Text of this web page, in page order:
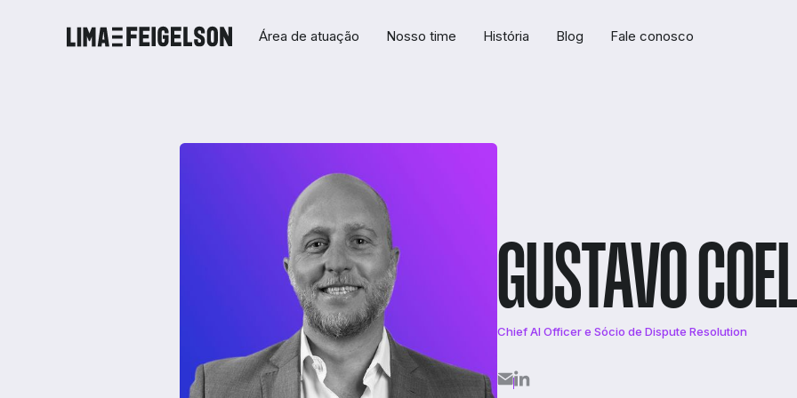
Área de atuação Nosso time História Blog Fale conosco
GUSTAVO
Chief AI Officer e Sócio de Dispute Resolution